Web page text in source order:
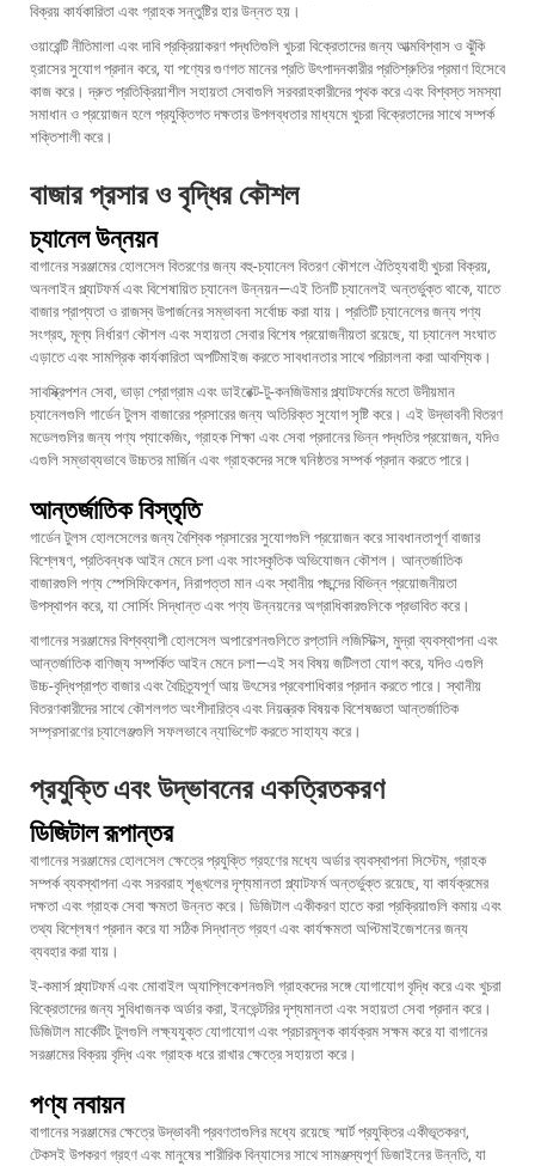
বিক্রয় কার্যকারিতা এবং গ্রাহক সন্তুষ্টির হার উন্নত হয়।
ওয়ারেন্টি নীতিমালা এবং দাবি প্রক্রিয়াকরণ পদ্ধতিগুলি খুচরা বিক্রেতাদের জন্য আত্মবিশ্বাস ও ঝুঁকি
হ্রাসের সুযোগ প্রদান করে, যা পণ্যের গুণগত মানের প্রতি উৎপাদনকারীর প্রতিশ্রুতির প্রমাণ হিসেবে
কাজ করে। দ্রুত প্রতিক্রিয়াশীল সহায়তা সেবাগুলি সরবরাহকারীদের পৃথক করে এবং বিশ্বস্ত সমস্যা
সমাধান ও প্রয়োজন হলে প্রযুক্তিগত দক্ষতার উপলব্ধতার মাধ্যমে খুচরা বিক্রেতাদের সাথে সম্পর্ক
শক্তিশালী করে।
বাজার প্রসার ও বৃদ্ধির কৌশল
চ্যানেল উন্নয়ন
বাগানের সরঞ্জামের হোলসেল বিতরণের জন্য বহু-চ্যানেল বিতরণ কৌশলে ঐতিহ্যবাহী খুচরা বিক্রয়,
অনলাইন প্ল্যাটফর্ম এবং বিশেষায়িত চ্যানেল উন্নয়ন—এই তিনটি চ্যানেলই অন্তর্ভুক্ত থাকে, যাতে
বাজার প্রাপ্যতা ও রাজস্ব উপার্জনের সম্ভাবনা সর্বোচ্চ করা যায়। প্রতিটি চ্যানেলের জন্য পণ্য
সংগ্রহ, মূল্য নির্ধারণ কৌশল এবং সহায়তা সেবার বিশেষ প্রয়োজনীয়তা রয়েছে, যা চ্যানেল সংঘাত
এড়াতে এবং সামগ্রিক কার্যকারিতা অপটিমাইজ করতে সাবধানতার সাথে পরিচালনা করা আবশ্যিক।
সাবস্ক্রিপশন সেবা, ভাড়া প্রোগ্রাম এবং ডাইরেক্ট-টু-কনজিউমার প্ল্যাটফর্মের মতো উদীয়মান
চ্যানেলগুলি গার্ডেন টুলস বাজারের প্রসারের জন্য অতিরিক্ত সুযোগ সৃষ্টি করে। এই উদ্ভাবনী বিতরণ
মডেলগুলির জন্য পণ্য প্যাকেজিং, গ্রাহক শিক্ষা এবং সেবা প্রদানের ভিন্ন পদ্ধতির প্রয়োজন, যদিও
এগুলি সম্ভাব্যভাবে উচ্চতর মার্জিন এবং গ্রাহকদের সঙ্গে ঘনিষ্ঠতর সম্পর্ক প্রদান করতে পারে।
আন্তর্জাতিক বিস্তৃতি
গার্ডেন টুলস হোলসেলের জন্য বৈশ্বিক প্রসারের সুযোগগুলি প্রয়োজন করে সাবধানতাপূর্ণ বাজার
বিশ্লেষণ, প্রতিবন্ধক আইন মেনে চলা এবং সাংস্কৃতিক অভিযোজন কৌশল। আন্তর্জাতিক
বাজারগুলি পণ্য স্পেসিফিকেশন, নিরাপত্তা মান এবং স্থানীয় পছন্দের বিভিন্ন প্রয়োজনীয়তা
উপস্থাপন করে, যা সোর্সিং সিদ্ধান্ত এবং পণ্য উন্নয়নের অগ্রাধিকারগুলিকে প্রভাবিত করে।
বাগানের সরঞ্জামের বিশ্বব্যাপী হোলসেল অপারেশনগুলিতে রপ্তানি লজিস্টিক্স, মুদ্রা ব্যবস্থাপনা এবং
আন্তর্জাতিক বাণিজ্য সম্পর্কিত আইন মেনে চলা—এই সব বিষয় জটিলতা যোগ করে, যদিও এগুলি
উচ্চ-বৃদ্ধিপ্রাপ্ত বাজার এবং বৈচিত্র্যপূর্ণ আয় উৎসের প্রবেশাধিকার প্রদান করতে পারে। স্থানীয়
বিতরণকারীদের সাথে কৌশলগত অংশীদারিত্ব এবং নিয়ন্ত্রক বিষয়ক বিশেষজ্ঞতা আন্তর্জাতিক
সম্প্রসারণের চ্যালেঞ্জগুলি সফলভাবে ন্যাভিগেট করতে সাহায্য করে।
প্রযুক্তি এবং উদ্ভাবনের একত্রিতকরণ
ডিজিটাল রূপান্তর
বাগানের সরঞ্জামের হোলসেল ক্ষেত্রে প্রযুক্তি গ্রহণের মধ্যে অর্ডার ব্যবস্থাপনা সিস্টেম, গ্রাহক
সম্পর্ক ব্যবস্থাপনা এবং সরবরাহ শৃঙ্খলের দৃশ্যমানতা প্ল্যাটফর্ম অন্তর্ভুক্ত রয়েছে, যা কার্যক্রমের
দক্ষতা এবং গ্রাহক সেবা ক্ষমতা উন্নত করে। ডিজিটাল একীকরণ হাতে করা প্রক্রিয়াগুলি কমায় এবং
তথ্য বিশ্লেষণ প্রদান করে যা সঠিক সিদ্ধান্ত গ্রহণ এবং কার্যক্ষমতা অপ্টিমাইজেশনের জন্য
ব্যবহার করা যায়।
ই-কমার্স প্ল্যাটফর্ম এবং মোবাইল অ্যাপ্লিকেশনগুলি গ্রাহকদের সঙ্গে যোগাযোগ বৃদ্ধি করে এবং খুচরা
বিক্রেতাদের জন্য সুবিধাজনক অর্ডার করা, ইনভেন্টরির দৃশ্যমানতা এবং সহায়তা সেবা প্রদান করে।
ডিজিটাল মার্কেটিং টুলগুলি লক্ষ্যযুক্ত যোগাযোগ এবং প্রচারমূলক কার্যক্রম সক্ষম করে যা বাগানের
সরঞ্জামের বিক্রয় বৃদ্ধি এবং গ্রাহক ধরে রাখার ক্ষেত্রে সহায়তা করে।
পণ্য নবায়ন
বাগানের সরঞ্জামের ক্ষেত্রে উদ্ভাবনী প্রবণতাগুলির মধ্যে রয়েছে স্মার্ট প্রযুক্তির একীভূতকরণ,
টেকসই উপকরণ গ্রহণ এবং মানুষের শারীরিক বিন্যাসের সাথে সামঞ্জস্যপূর্ণ ডিজাইনের উন্নতি, যা